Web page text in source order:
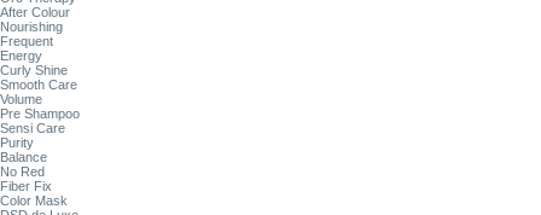
After Colour
Nourishing
Frequent
Energy
Curly Shine
Smooth Care
Volume
Pre Shampoo
Sensi Care
Purity
Balance
No Red
Fiber Fix
Color Mask